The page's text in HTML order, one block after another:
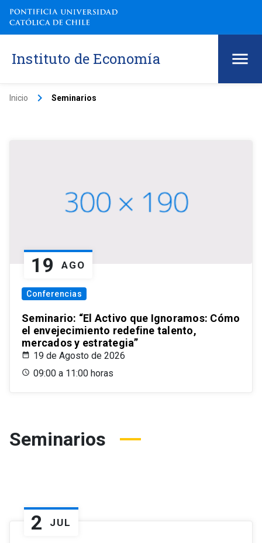
Instituto de Economía
Inicio keyboard_arrow_right Seminarios
19 AGO
Conferencias
Seminario: “El Activo que Ignoramos: Cómo
el envejecimiento redefine talento,
mercados y estrategia”
19 de Agosto de 2026
09:00 a 11:00 horas
Seminarios
2 JUL